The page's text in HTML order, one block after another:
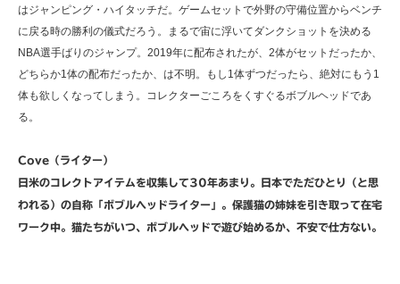
はジャンピング・ハイタッチだ。ゲームセットで外野の守備位置からベンチ
に戻る時の勝利の儀式だろう。まるで宙に浮いてダンクショットを決める
NBA選手ばりのジャンプ。2019年に配布されたが、2体がセットだったか、
どちらか1体の配布だったか、は不明。もし1体ずつだったら、絶対にもう1
体も欲しくなってしまう。コレクターごころをくすぐるボブルヘッドであ
る。
Cove（ライター）
日米のコレクトアイテムを収集して30年あまり。日本でただひとり（と思
われる）の自称「ボブルヘッドライター」。保護猫の姉妹を引き取って在宅
ワーク中。猫たちがいつ、ボブルヘッドで遊び始めるか、不安で仕方ない。